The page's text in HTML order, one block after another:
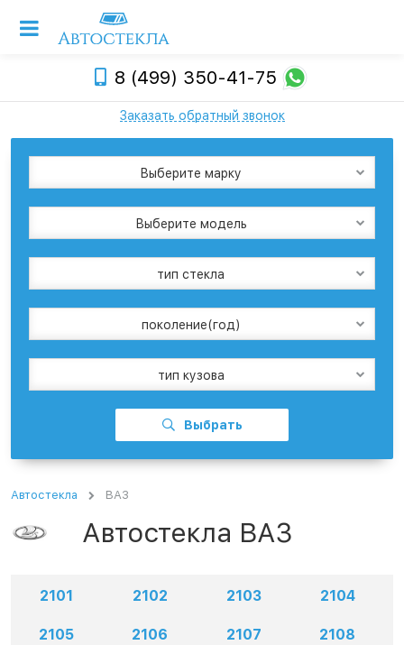
8 (499) 350-41-75
Заказать обратный звонок
Выберите марку
Выберите модель
тип стекла
поколение(год)
тип кузова
Выбрать
Автостекла ВАЗ
Автостекла ВАЗ
2101 2102 2103 2104
2105 2106 2107 2108